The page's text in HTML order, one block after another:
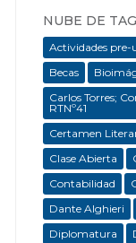
NUBE DE
Actividades pre-
Becas
Carlos Torres;
RTNº41
Certamen
Clase Abierta
Contabilidad
Dante Alghieri
Diplomatura